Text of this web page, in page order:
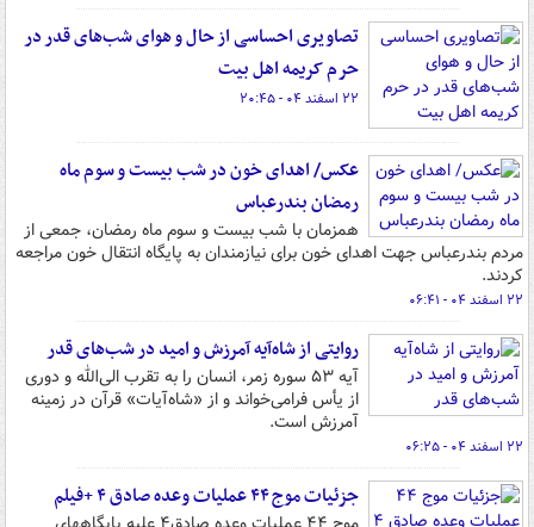
تصاویری احساسی از حال و هوای شب‌های قدر در
حرم کریمه اهل بیت
۲۲ اسفند ۰۴ - ۲۰:۴۵
عکس/ اهدای خون در شب بیست و سوم ماه
رمضان بندرعباس
همزمان با شب بیست و سوم ماه رمضان، جمعی از
مردم بندرعباس جهت اهدای خون برای نیازمندان به پایگاه انتقال خون مراجعه
کردند.
۲۲ اسفند ۰۴ - ۰۶:۴۱
روایتی از شاه‌آیه آمرزش و امید در شب‌های قدر
آیه ۵۳ سوره زمر، انسان را به تقرب الی‌الله و دوری
از یأس فرامی‌خواند و از «شاه‌آیات» قرآن در زمینه
آمرزش است.
۲۲ اسفند ۰۴ - ۰۶:۲۵
جزئیات موج ۴۴ عملیات وعده صادق ۴ +فیلم